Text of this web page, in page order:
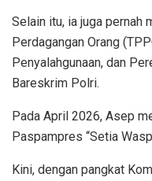
Selain itu, ia juga pernah
Perdagangan Orang
Penyalahgunaan, dan
Bareskrim Polri.
Pada April 2026, Asep
Paspampres “Setia
Kini, dengan pangkat